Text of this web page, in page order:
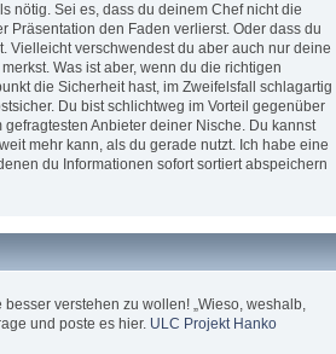
nötig. Sei es, dass du deinem Chef nicht die
Präsentation den Faden verlierst. Oder dass du
Vielleicht verschwendest du aber auch nur deine
Was ist aber, wenn du die richtigen
die Sicherheit hast, im Zweifelsfall schlagartig
Du bist schlichtweg im Vorteil gegenüber
Anbieter deiner Nische. Du kannst
mehr kann, als du gerade nutzt. Ich habe eine
du Informationen sofort sortiert abspeichern
verstehen zu wollen! „Wieso, weshalb,
und poste es hier. ULC Projekt Hanko